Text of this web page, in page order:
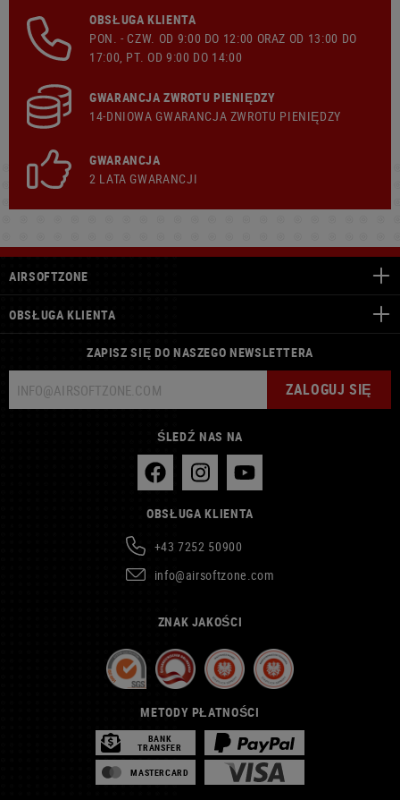
OBSŁUGA KLIENTA
PON. - CZW. OD 9:00 DO 12:00 ORAZ OD 13:00 DO
17:00, PT. OD 9:00 DO 14:00
GWARANCJA ZWROTU PIENIĘDZY
14-DNIOWA GWARANCJA ZWROTU PIENIĘDZY
GWARANCJA
2 LATA GWARANCJI
AIRSOFTZONE
OBSŁUGA KLIENTA
ZAPISZ SIĘ DO NASZEGO NEWSLETTERA
ZALOGUJ SIĘ
ŚLEDŹ NAS NA
OBSŁUGA KLIENTA
+43 7252 50900
info@airsoftzone.com
ZNAK JAKOŚCI
METODY PŁATNOŚCI
BANK
TRANSFER
MASTERCARD